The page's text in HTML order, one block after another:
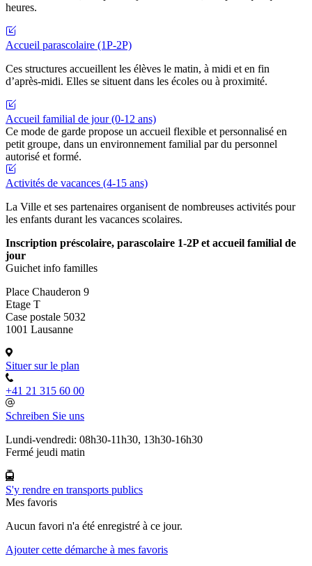
heures.
Accueil parascolaire (1P-2P)
Ces structures accueillent les élèves le matin, à midi et en fin
d’après-midi. Elles se situent dans les écoles ou à proximité.
Accueil familial de jour (0-12 ans)
Ce mode de garde propose un accueil flexible et personnalisé en
petit groupe, dans un environnement familial par du personnel
autorisé et formé.
Activités de vacances (4-15 ans)
La Ville et ses partenaires organisent de nombreuses activités pour
les enfants durant les vacances scolaires.
Inscription préscolaire, parascolaire 1-2P et accueil familial de
jour
Guichet info familles
Place Chauderon 9
Etage T
Case postale 5032
1001 Lausanne
Situer sur le plan
+41 21 315 60 00
Schreiben Sie uns
Lundi-vendredi: 08h30-11h30, 13h30-16h30
Fermé jeudi matin
S'y rendre en transports publics
Mes favoris
Aucun favori n'a été enregistré à ce jour.
Ajouter cette démarche à mes favoris